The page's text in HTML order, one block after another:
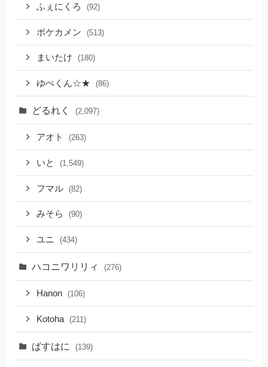
ふぇにくろ (92)
ポケカメン (513)
まいたけ (180)
ゆぺくん☆★ (86)
どるれく (2,097)
アオト (263)
いと (1,549)
フマル (82)
みそら (90)
ユニ (434)
ハコニワリリィ (276)
Hanon (106)
Kotoha (211)
ぱすはに (139)